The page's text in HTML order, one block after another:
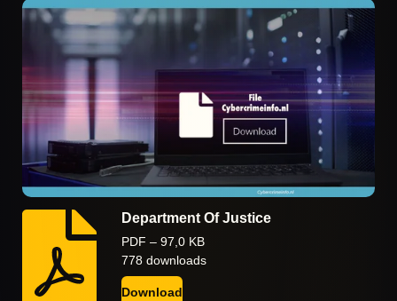
Department Of Justice
PDF – 97,0 KB
778 downloads
Download